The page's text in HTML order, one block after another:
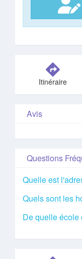
Itinéraire
Avis
Questions
Quelle est
Quels sont les
De quelle école